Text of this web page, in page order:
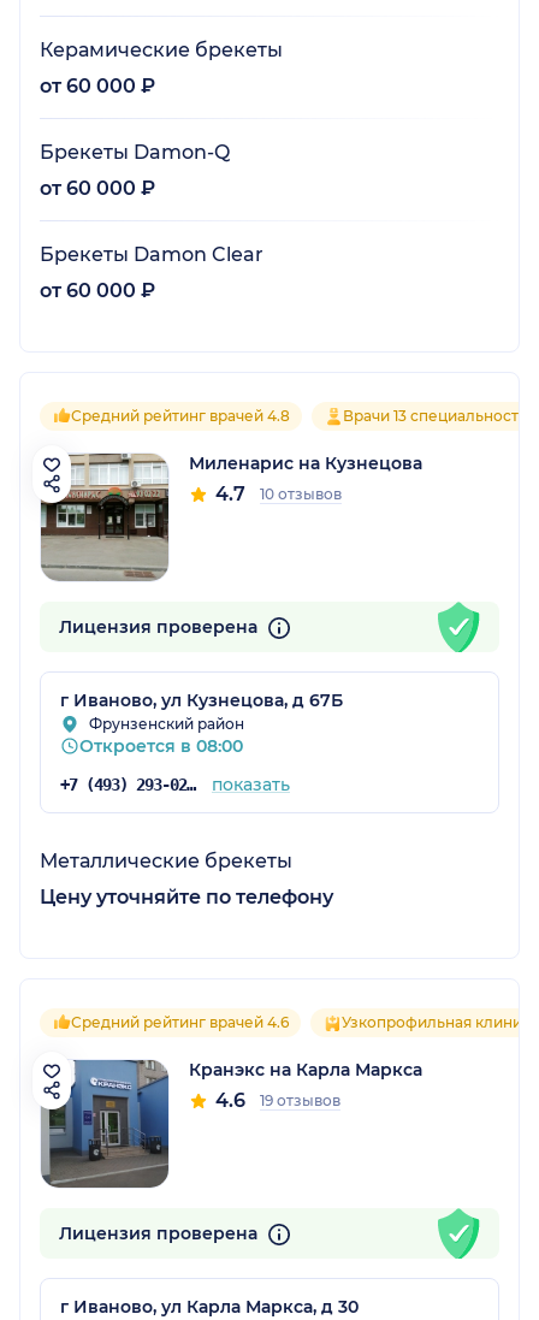
Керамические брекеты
от 60 000 ₽
Брекеты Damon-Q
от 60 000 ₽
Брекеты Damon Clear
от 60 000 ₽
Средний рейтинг врачей 4.8 Врачи 13 специальностей
Миленарис на Кузнецова
4.7 10 отзывов
Лицензия проверена
г Иваново, ул Кузнецова, д 67Б
Фрунзенский район
Откроется в 08:00
+7 (493) 293-02-22 показать
Металлические брекеты
Цену уточняйте по телефону
Средний рейтинг врачей 4.6 Узкопрофильная клиника
Кранэкс на Карла Маркса
4.6 19 отзывов
Лицензия проверена
г Иваново, ул Карла Маркса, д 30